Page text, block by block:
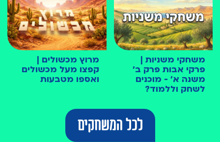
משחקי משניות |
פרקי אבות פרק ב׳
משנה א׳ - מוכנים
לשחק וללמוד?
מרוץ מכשולים |
קפצו מעל מכשולים
ואספו מטבעות
לכל המשחקים